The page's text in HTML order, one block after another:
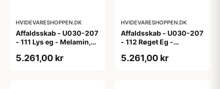
HVIDEVARESHOPPEN.DK
Affaldsskab - U030-207
- 111 Lys eg - Melamin,
5.261,00 kr
HVIDEVARESHOPPEN.DK
Affaldsskab - U030-207
- 112 Røget Eg -
5.261,00 kr